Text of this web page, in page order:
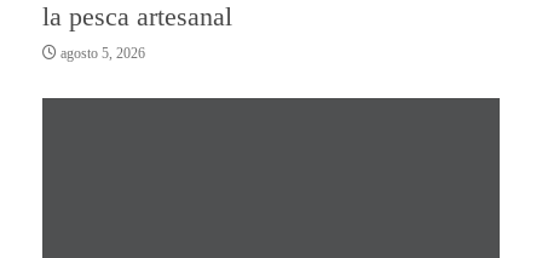
la pesca artesanal
agosto 5, 2026